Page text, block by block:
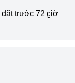
trước 72 giờ